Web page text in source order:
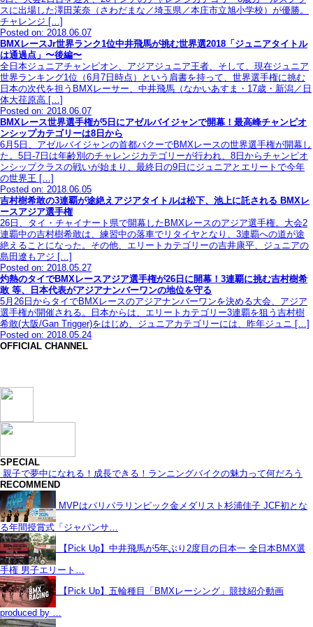
スに出場した澤田茉奈（さわだまな／埼玉県／本庄市立旭小学校）が優勝。
チャレンジ […]
Posted on: 2018.06.07
BMXレースJr世界ランク1位中井飛馬が挑む世界選2018「ジュニアタイトル
は通過点」〜後編〜
全日本ジュニアチャンピオン、アジアジュニア王者、そして、現在ジュニア
世界ランキング1位（6月7日時点）という肩書を持って、世界選手権に挑む
日本の次代を担うBMXレーサー、中井飛馬（なかいあすま・17歳・新潟／日
体大荏原高 […]
Posted on: 2018.06.07
BMXレース世界選手権が5日にアゼルバイジャンで開幕！最高峰チャンピオ
ンシップカテゴリーは8日から
6月5日、アゼルバイジャンの首都バクーでBMXレースの世界選手権が開幕し
た。5日-7日は年齢別のチャレンジカテゴリーが行われ、8日からチャンピオ
ンシップクラスの戦いが始まり、最終日の9日にジュニアとエリートで今年
の世界王 […]
Posted on: 2018.06.05
吉村樹希敢の3連覇が途絶えアジアタイトルは松下、池上に託される BMXレ
ースアジア選手権
26日、タイ・チャイナート県で開幕したBMXレースのアジア選手権。大会2
連覇中の吉村樹希敢は、練習中の落車でリタイヤとなり、3連覇への道が途
絶えることになった。その他、エリートカテゴリーの吉井康平、ジュニアの
島田遼もアジ […]
Posted on: 2018.05.27
灼熱のタイでBMXレースアジア選手権が26日に開幕！3連覇に挑む吉村樹希
敢 等、日本代表がアジアナンバーワンの地位を守る
5月26日からタイでBMXレースのアジアナンバーワンを決める大会、アジア
選手権が開催される。日本からは、エリートカテゴリー3連覇を狙う吉村樹
希敢(大阪/Gan Trigger)をはじめ、ジュニアカテゴリーには、昨年ジュニ […]
Posted on: 2018.05.24
OFFICIAL CHANNEL
SPECIAL
親子で夢中になれる！成長できる！ランニングバイクの魅力って何だろう
RECOMMEND
MVPはパリパラリンピック金メダリスト杉浦佳子 JCF初とな
る年間授賞式「ジャパンサ…
【Pick Up】中井飛馬が5年ぶり2度目の日本一 全日本BMX選
手権 男子エリート…
【Pick Up】五輪種目「BMXレーシング」競技紹介動画
produced by …